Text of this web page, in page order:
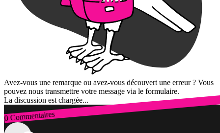
Avez-vous une remarque ou avez-vous découvert une erreur ? Vous
pouvez nous transmettre votre message via le formulaire.
La discussion est chargée...
0 Commentaires
Connexion